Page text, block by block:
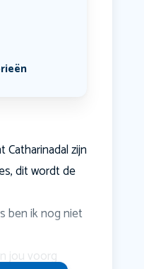
Catharinadal zijn
dit wordt de
ben ik nog niet
jou voorg